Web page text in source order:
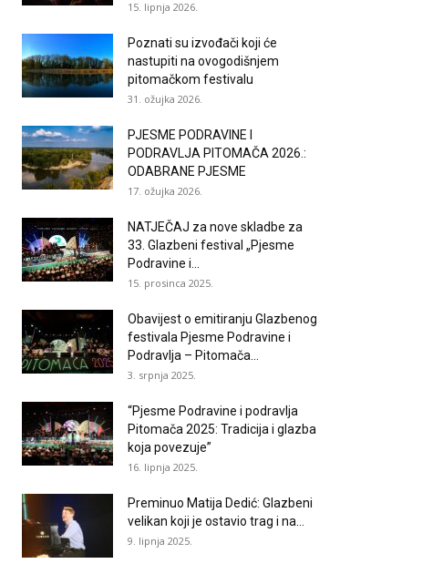
15. lipnja 2026.
Poznati su izvođači koji će
nastupiti na ovogodišnjem
pitomačkom festivalu
31. ožujka 2026.
PJESME PODRAVINE I
PODRAVLJA PITOMAČA 2026.:
ODABRANE PJESME
17. ožujka 2026.
NATJEČAJ za nove skladbe za
33. Glazbeni festival „Pjesme
Podravine i...
15. prosinca 2025.
Obavijest o emitiranju Glazbenog
festivala Pjesme Podravine i
Podravlja – Pitomača...
3. srpnja 2025.
“Pjesme Podravine i podravlja
Pitomača 2025: Tradicija i glazba
koja povezuje”
16. lipnja 2025.
Preminuo Matija Dedić: Glazbeni
velikan koji je ostavio trag i na...
9. lipnja 2025.